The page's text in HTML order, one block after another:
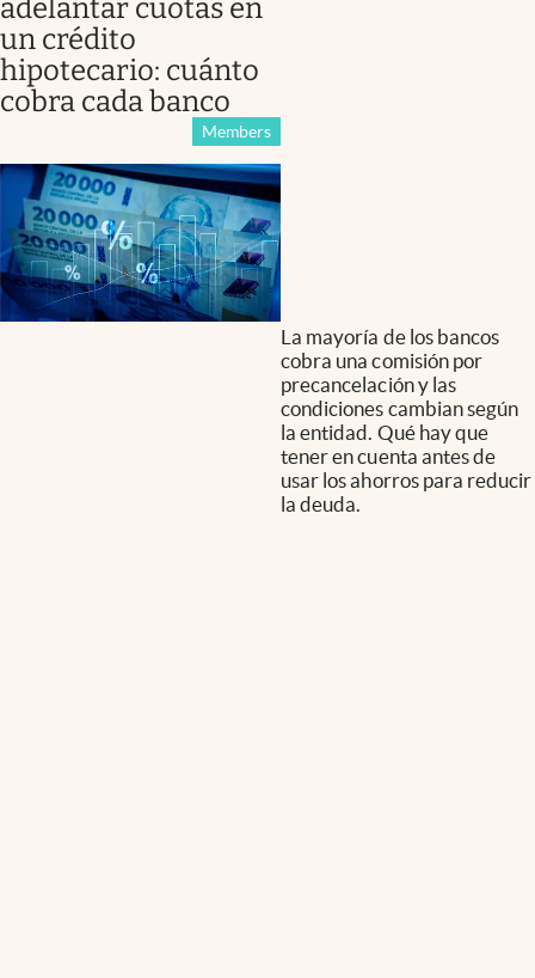
adelantar cuotas en
un crédito
hipotecario: cuánto
cobra cada banco
Members
La mayoría de los bancos
cobra una comisión por
precancelación y las
condiciones cambian según
la entidad. Qué hay que
tener en cuenta antes de
usar los ahorros para reducir
la deuda.